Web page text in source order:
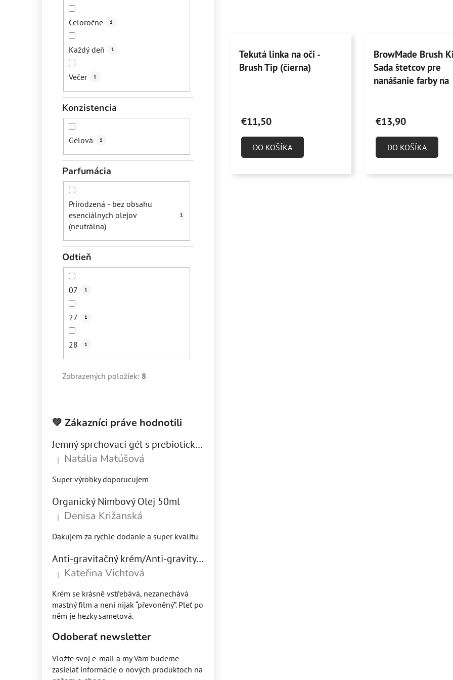
Celoročne 1
Každý deň 1
Večer 1
Konzistencia
Gélová 1
Parfumácia
Prirodzená - bez obsahu
esenciálnych olejov
(neutrálna)
1
Odtieň
07 1
27 1
28 1
Zobrazených položiek: 8
💚 Zákazníci práve hodnotili
Jemný sprchovací gél s prebiotickým komplexom - Slnečný deň 300 ml (refill)
Hodnotenie produktu je 5 z 5 hviezdičiek.
| Natália Matúšová
Super výrobky doporucujem
Organický Nimbový Olej 50ml
Hodnotenie produktu je 5 z 5 hviezdičiek.
| Denisa Križanská
Dakujem za rychle dodanie a super kvalitu
Anti-gravitačný krém/Anti-gravity face cream - WELL AGING 30 ml
Hodnotenie produktu je 5 z 5 hviezdičiek.
| Kateřina Vichtová
Krém se krásně vstřebává, nezanechává
mastný film a není nijak “převoněný”. Pleť po
něm je hezky sametová.
Odoberať newsletter
Vložte svoj e-mail a my Vám budeme
zasielať informácie o nových produktoch na
Tekutá linka na oči -
Brush Tip (čierna)
hodnotenie
produktu
4,6
€11,50
DO KOŠÍKA
BrowMade Brush
Sada štetcov pre
nanášanie farby na
€13,90
DO KOŠÍKA